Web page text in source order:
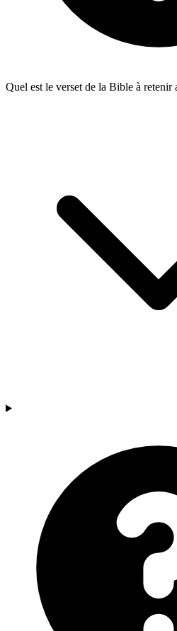
Quel est le verset de la Bible à retenir